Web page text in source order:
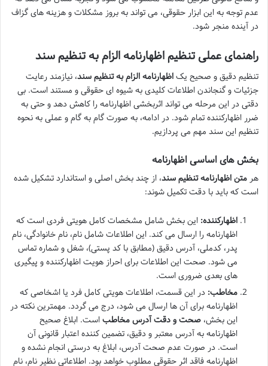
عدم توجه به این ابزار حقوقی، می تواند به بروز مشکلات و هزینه های گزاف
در آینده منجر شود.
راهنمای عملی تنظیم اظهارنامه الزام به تنظیم سند
تنظیم دقیق و صحیح یکاظهارنامه الزام به تنظیم سند، نیازمند رعایت
جزئیات و گنجاندن اطلاعات کلیدی به شیوه ای حقوقی و مستند است. بی
دقتی در این مرحله می تواند اثربخشی اظهارنامه را کاهش دهد و حتی به
ضرر اظهارکننده تمام شود. در ادامه، به صورت گام به گام و عملی به نحوه
تنظیم این سند مهم می پردازیم.
بخش های اساسی اظهارنامه
هر متن اظهارنامه تنظیم سند، از چند بخش اصلی و استاندارد تشکیل شده
است که باید با دقت تکمیل شوند:
اظهارکننده: این بخش شامل مشخصات کامل هویتی فردی است که
اظهارنامه را ارسال می کند. این اطلاعات شامل نام، نام خانوادگی، نام
پدر، کدملی، آدرس دقیق (مطابق با کد پستی)، شغل و شماره تماس
می شود. صحت این اطلاعات برای احراز هویت اظهارکننده و پیگیری
های بعدی ضروری است.
مخاطب: در این قسمت، اطلاعات هویتی کامل فرد یا اشخاصی که
اظهارنامه برای آن ها ارسال می شود، درج می گردد. مهمترین نکته در
این بخش، صحت و دقت آدرس مخاطباست. ابلاغ صحیح
اظهارنامه به آدرس معتبر و دقیق، تضمین کننده اعتبار قانونی آن
است. در صورت عدم صحت آدرس، ابلاغ به درستی انجام نشده و
اظهارنامه فاقد اثر حقوقی مطلوب خواهد بود. اطلاعاتی نظیر نام، نام